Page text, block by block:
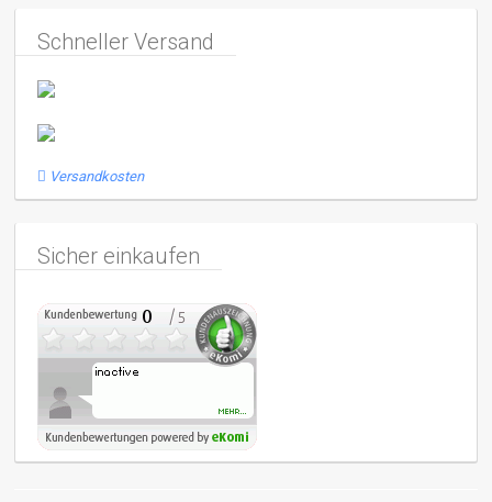
Schneller Versand
Versandkosten
Sicher einkaufen